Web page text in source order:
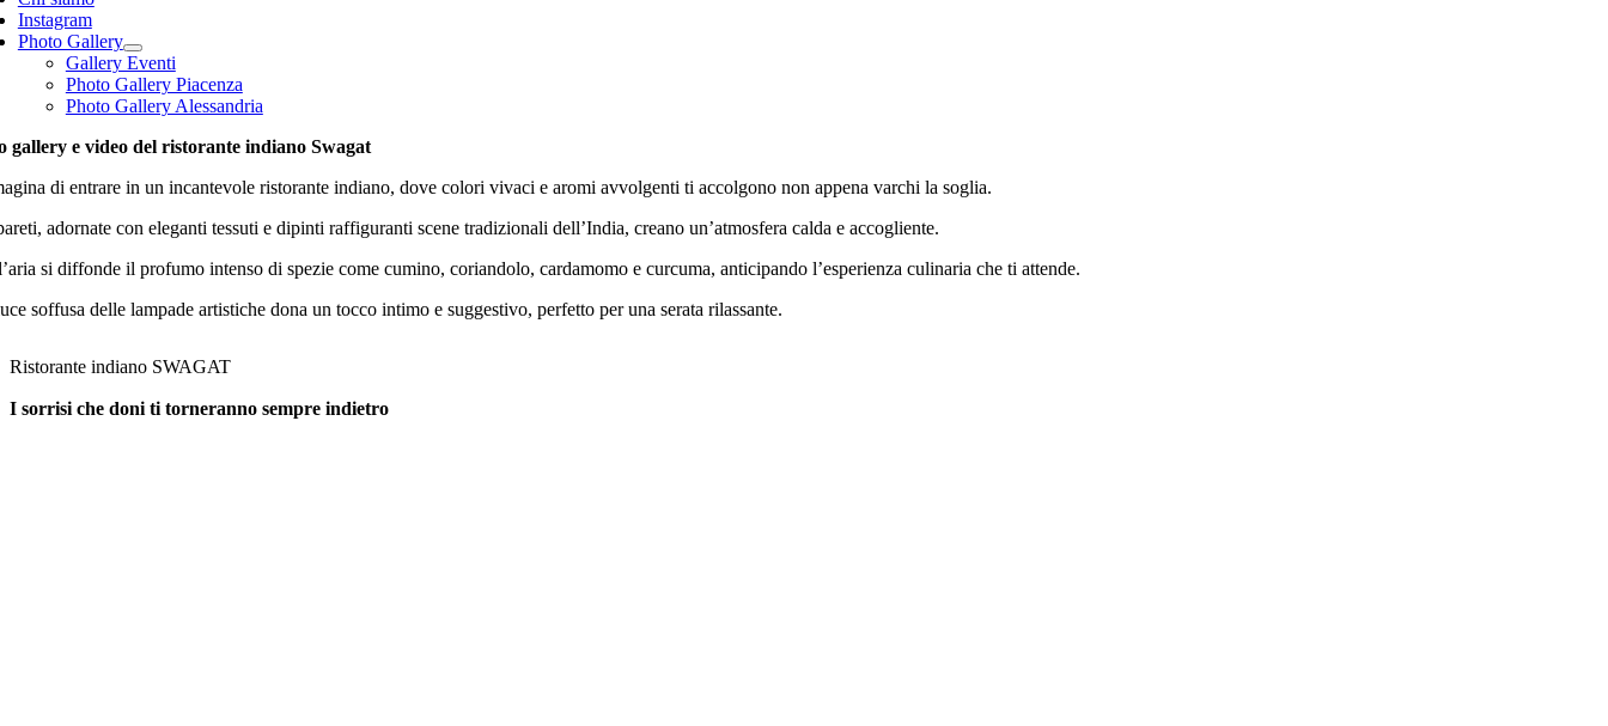
Instagram
Photo Gallery
Gallery Eventi
Photo Gallery Piacenza
Photo Gallery Alessandria
gallery e video del ristorante indiano Swagat
di entrare in un incantevole ristorante indiano, dove colori vivaci e aromi avvolgenti ti accolgono non appena varchi la soglia.
adornate con eleganti tessuti e dipinti raffiguranti scene tradizionali dell’India, creano un’atmosfera calda e accogliente.
si diffonde il profumo intenso di spezie come cumino, coriandolo, cardamomo e curcuma, anticipando l’esperienza culinaria che ti attende.
soffusa delle lampade artistiche dona un tocco intimo e suggestivo, perfetto per una serata rilassante.
Ristorante indiano SWAGAT
I sorrisi che doni ti torneranno sempre indietro